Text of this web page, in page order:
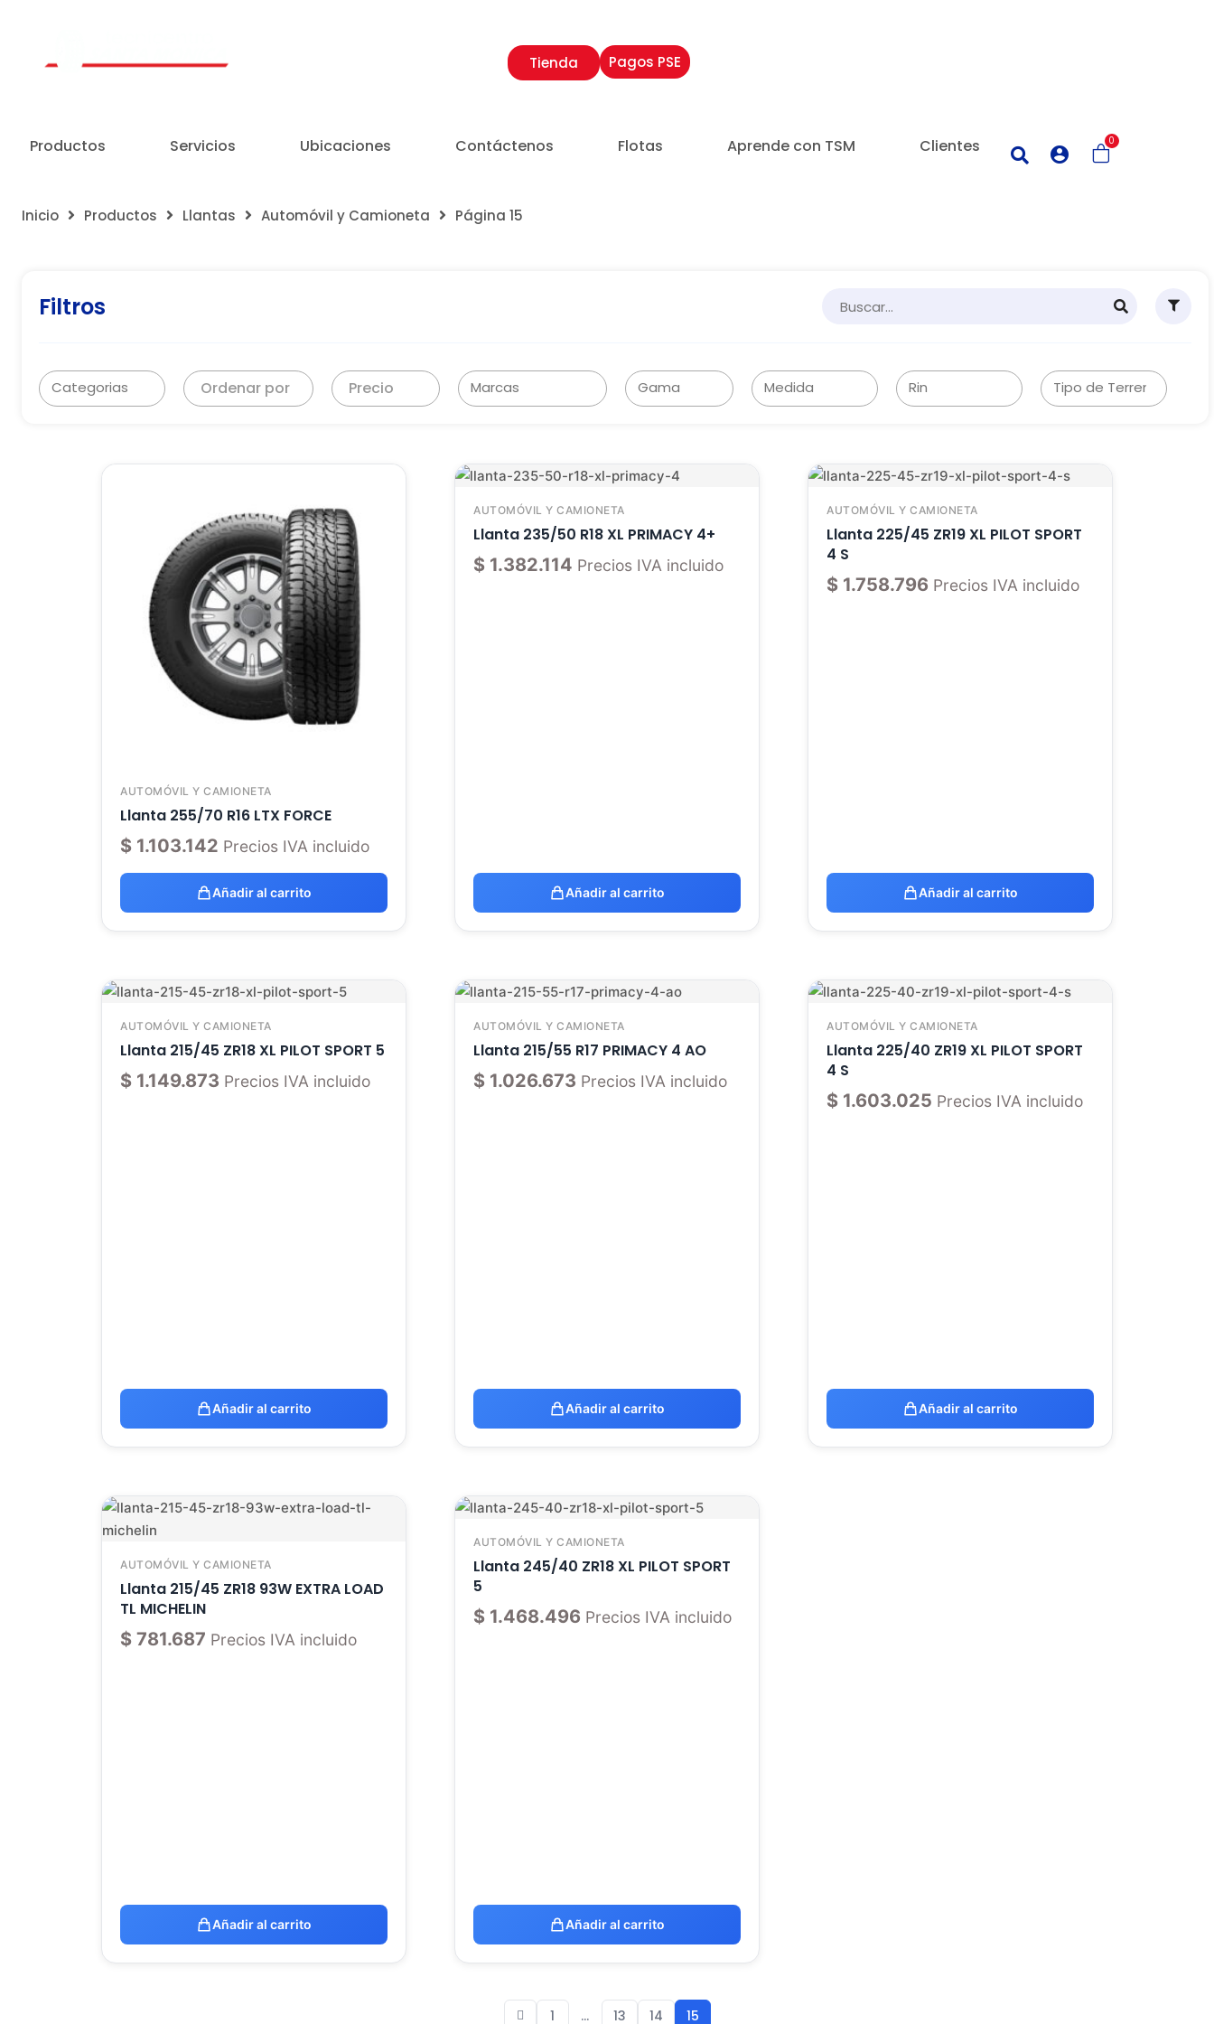
Tienda Pagos PSE
Productos Servicios Ubicaciones Contáctenos Flotas Aprende con TSM Clientes 0
Inicio Productos Llantas Automóvil y Camioneta Página 15
Filtros
Ordenar por Precio
AUTOMÓVIL Y CAMIONETA
Llanta 255/70 R16 LTX FORCE
$ 1.103.142 Precios IVA incluido
Añadir al carrito
AUTOMÓVIL Y CAMIONETA
Llanta 235/50 R18 XL PRIMACY 4+
$ 1.382.114 Precios IVA incluido
Añadir al carrito
AUTOMÓVIL Y CAMIONETA
Llanta 225/45 ZR19 XL PILOT SPORT
4 S
$ 1.758.796 Precios IVA incluido
Añadir al carrito
AUTOMÓVIL Y CAMIONETA
Llanta 215/45 ZR18 XL PILOT SPORT 5
$ 1.149.873 Precios IVA incluido
Añadir al carrito
AUTOMÓVIL Y CAMIONETA
Llanta 215/55 R17 PRIMACY 4 AO
$ 1.026.673 Precios IVA incluido
Añadir al carrito
AUTOMÓVIL Y CAMIONETA
Llanta 225/40 ZR19 XL PILOT SPORT
4 S
$ 1.603.025 Precios IVA incluido
Añadir al carrito
AUTOMÓVIL Y CAMIONETA
Llanta 215/45 ZR18 93W EXTRA LOAD
TL MICHELIN
$ 781.687 Precios IVA incluido
Añadir al carrito
AUTOMÓVIL Y CAMIONETA
Llanta 245/40 ZR18 XL PILOT SPORT
5
$ 1.468.496 Precios IVA incluido
Añadir al carrito
1 … 13 14 15